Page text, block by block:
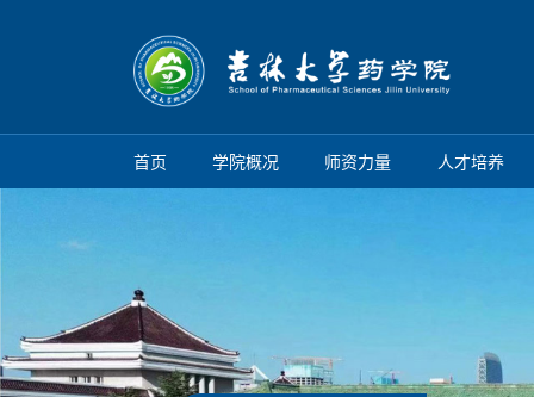
首页 学院概况 师资力量 人才培养